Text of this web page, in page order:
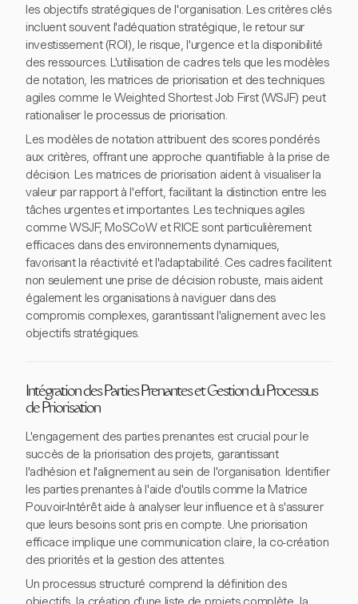
les objectifs stratégiques de l'organisation. Les critères clés
incluent souvent l'adéquation stratégique, le retour sur
investissement (ROI), le risque, l'urgence et la disponibilité
des ressources. L'utilisation de cadres tels que les modèles
de notation, les matrices de priorisation et des techniques
agiles comme le Weighted Shortest Job First (WSJF) peut
rationaliser le processus de priorisation.
Les modèles de notation attribuent des scores pondérés
aux critères, offrant une approche quantifiable à la prise de
décision. Les matrices de priorisation aident à visualiser la
valeur par rapport à l'effort, facilitant la distinction entre les
tâches urgentes et importantes. Les techniques agiles
comme WSJF, MoSCoW et RICE sont particulièrement
efficaces dans des environnements dynamiques,
favorisant la réactivité et l'adaptabilité. Ces cadres facilitent
non seulement une prise de décision robuste, mais aident
également les organisations à naviguer dans des
compromis complexes, garantissant l'alignement avec les
objectifs stratégiques.
Intégration des Parties Prenantes et Gestion du Processus
de Priorisation
L'engagement des parties prenantes est crucial pour le
succès de la priorisation des projets, garantissant
l'adhésion et l'alignement au sein de l'organisation. Identifier
les parties prenantes à l'aide d'outils comme la Matrice
Pouvoir-Intérêt aide à analyser leur influence et à s'assurer
que leurs besoins sont pris en compte. Une priorisation
efficace implique une communication claire, la co-création
des priorités et la gestion des attentes.
Un processus structuré comprend la définition des